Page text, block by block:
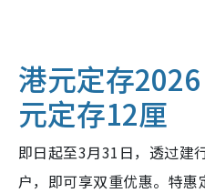
港元定存
元定存12厘
即日起至3月31日，透过
户，即可享双重优惠。特